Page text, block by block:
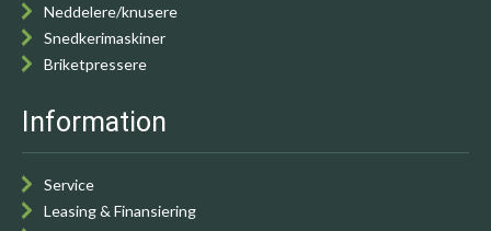
Neddelere/knusere
Snedkerimaskiner
Briketpressere
Information
Service
Leasing & Finansiering